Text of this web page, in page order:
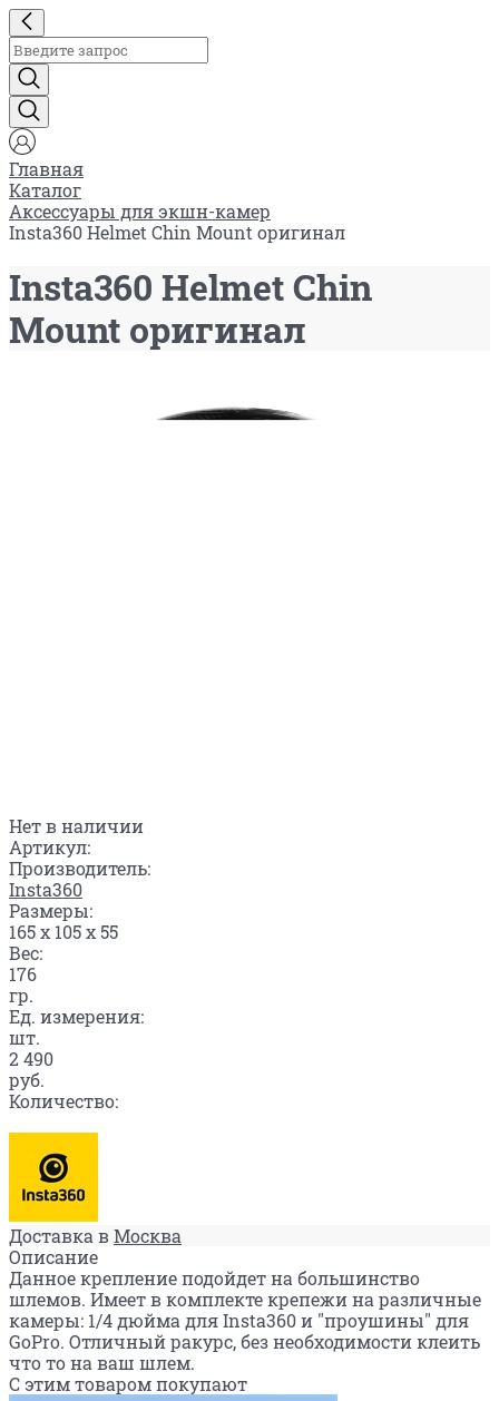
Главная
Каталог
Аксессуары для экшн-камер
Insta360 Helmet Chin Mount оригинал
Insta360 Helmet Chin
Mount оригинал
Нет в наличии
Артикул:
Производитель:
Insta360
Размеры:
165 x 105 x 55
Вес:
176
гр.
Ед. измерения:
шт.
2 490
руб.
Количество:
Доставка вМосква
Описание
Данное крепление подойдет на большинство
шлемов. Имеет в комплекте крепежи на различные
камеры: 1/4 дюйма для Insta360 и "проушины" для
GoPro. Отличный ракурс, без необходимости клеить
что то на ваш шлем.
С этим товаром покупают